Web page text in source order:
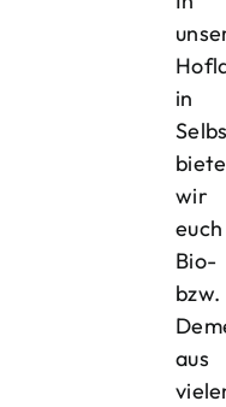
in
wir
euch
Bio-
bzw.
aus